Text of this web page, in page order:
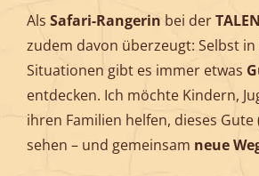
Als Safari-Rangerin bei der
zudem davon überzeugt: Selbst
Situationen gibt es immer etwas
entdecken. Ich möchte Kindern,
ihren Familien helfen, dieses Gute
sehen – und gemeinsam neue